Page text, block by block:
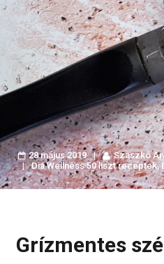
28 május 2019 Szaszkó
Dia Wellness 50 liszt receptek,
Grízmentes